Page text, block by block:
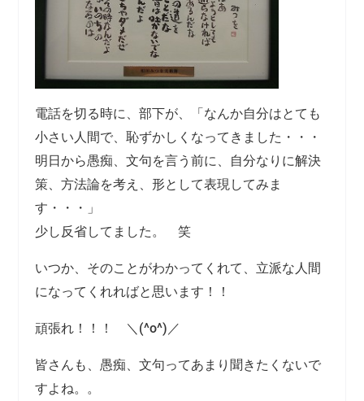
電話を切る時に、部下が、「なんか自分はとても
小さい人間で、恥ずかしくなってきました・・・
明日から愚痴、文句を言う前に、自分なりに解決
策、方法論を考え、形として表現してみま
す・・・」
少し反省してました。 笑
いつか、そのことがわかってくれて、立派な人間
になってくれればと思います！！
頑張れ！！！ ＼(^o^)／
皆さんも、愚痴、文句ってあまり聞きたくないで
すよね。。